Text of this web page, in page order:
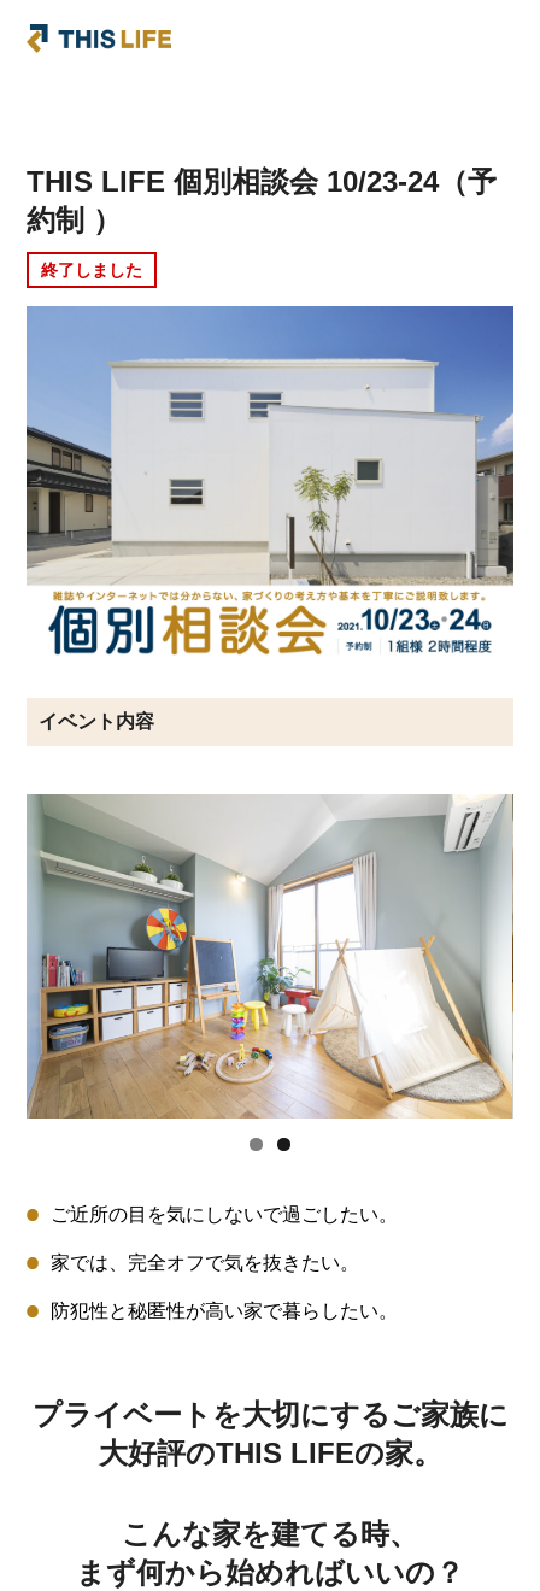
THIS LIFE 個別相談会 10/23-24（予
約制 ）
終了しました
イベント内容
ご近所の目を気にしないで過ごしたい。
家では、完全オフで気を抜きたい。
防犯性と秘匿性が高い家で暮らしたい。
プライベートを大切にするご家族に
大好評のTHIS LIFEの家。
こんな家を建てる時、
まず何から始めればいいの？